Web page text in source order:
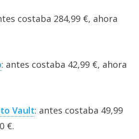
costaba 284,99 €, ahora
: antes costaba 42,99 €, ahora
Vault: antes costaba 49,99
€.